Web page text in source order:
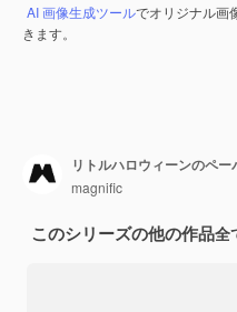
AI 画像生成ツールでオリジナル画
きます。
リトルハロウィーンのペ
magnific
このシリーズの他の作品全